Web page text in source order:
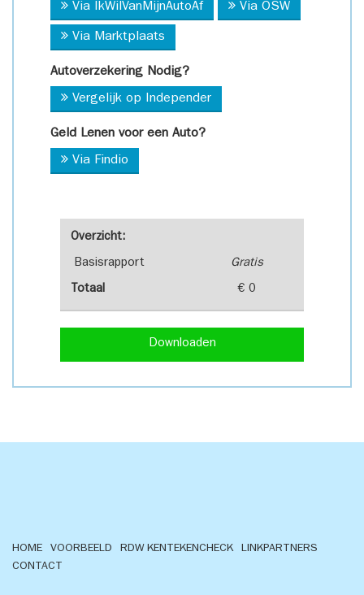
Overzicht:
Basisrapport Gratis
Totaal € 0
Downloaden
Via IkWilVanMijnAutoAf Via OSW
Via Marktplaats
Autoverzekering Nodig?
Vergelijk op Independer
Geld Lenen voor een Auto?
Via Findio
HOME VOORBEELD RDW KENTEKENCHECK
LINKPARTNERS
CONTACT